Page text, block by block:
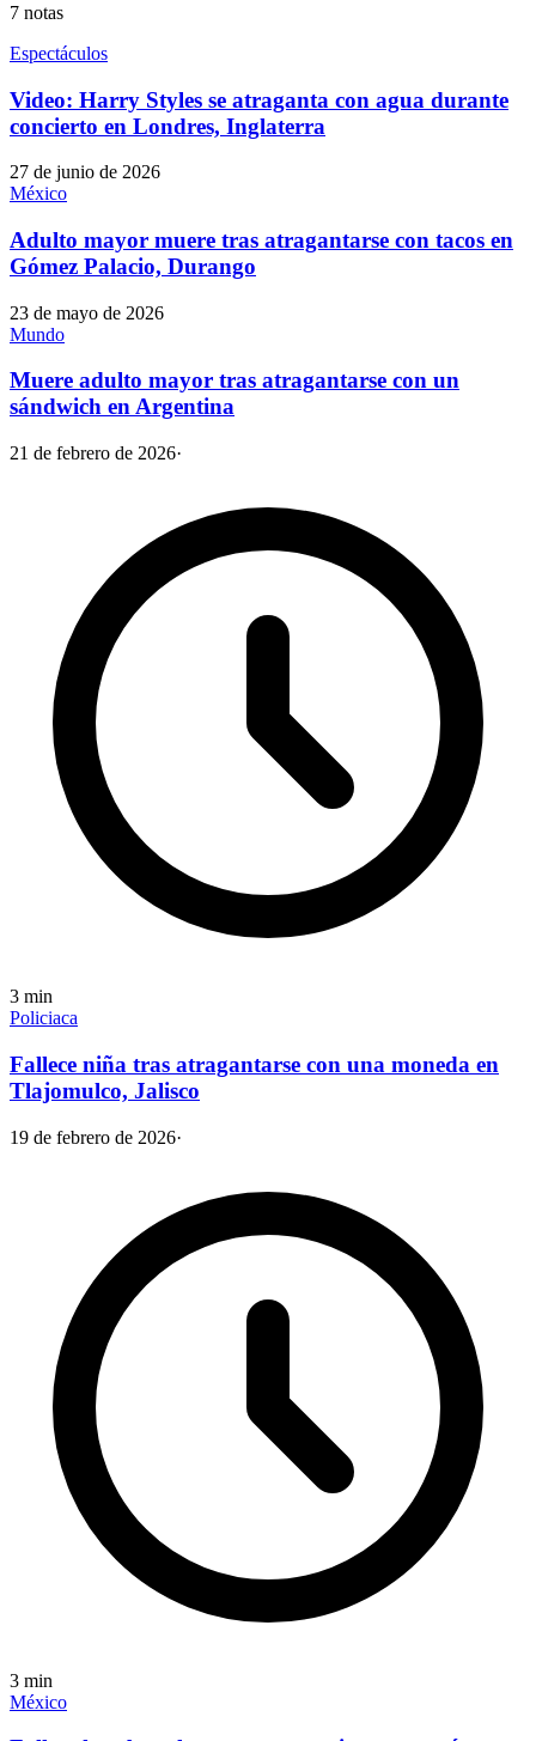
7 notas
Espectáculos
Video: Harry Styles se atraganta con agua durante
concierto en Londres, Inglaterra
27 de junio de 2026
México
Adulto mayor muere tras atragantarse con tacos en
Gómez Palacio, Durango
23 de mayo de 2026
Mundo
Muere adulto mayor tras atragantarse con un
sándwich en Argentina
21 de febrero de 2026·
3 min
Policiaca
Fallece niña tras atragantarse con una moneda en
Tlajomulco, Jalisco
19 de febrero de 2026·
3 min
México